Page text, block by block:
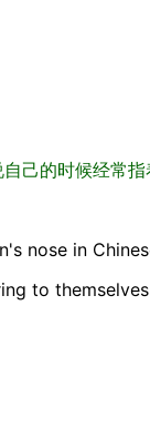
己的时候经常
nose in
to